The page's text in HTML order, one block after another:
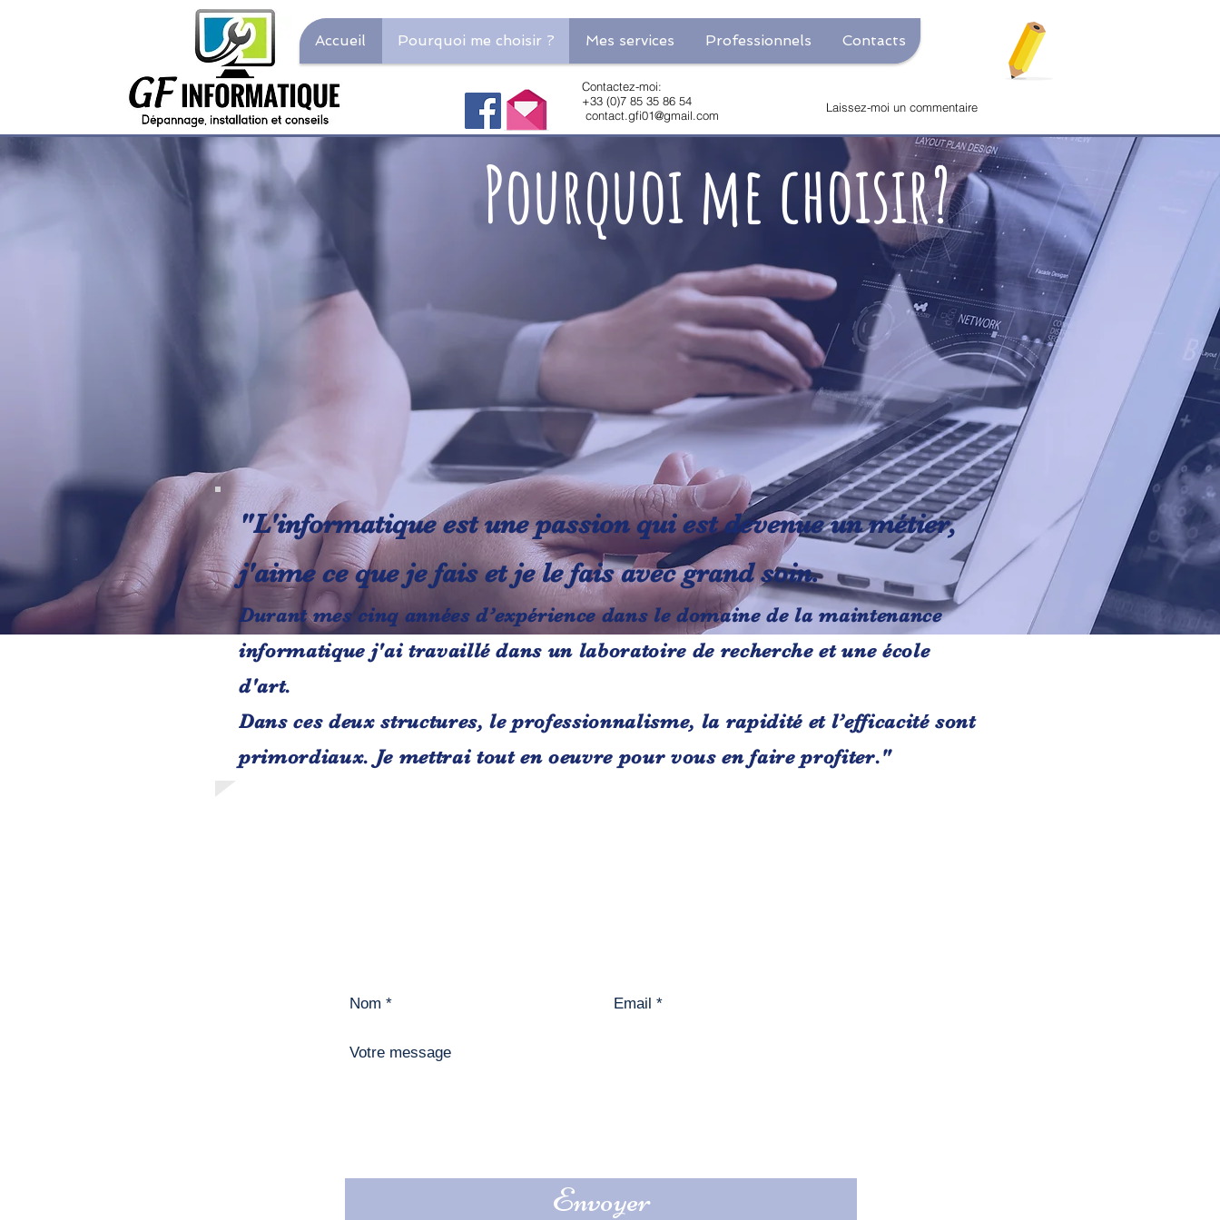
Accueil Pourquoi me choisir ? Mes services Professionnels Contacts
Laissez-moi un commentaire
Contactez-moi:
+33 (0)7 85 35 86 54
contact.gfi01@gmail.com
Pourquoi me choisir?
"L'informatique est une passion qui est devenue un métier,
j'aime ce que je fais et je le fais avec grand soin.
Durant mes cinq années d’expérience dans le domaine de la maintenance
informatique j'ai travaillé dans un laboratoire de recherche et une école
d'art.
Dans ces deux structures, le professionnalisme, la rapidité et l’efficacité sont
primordiaux. Je mettrai tout en oeuvre pour vous en faire profiter."
Envoyer